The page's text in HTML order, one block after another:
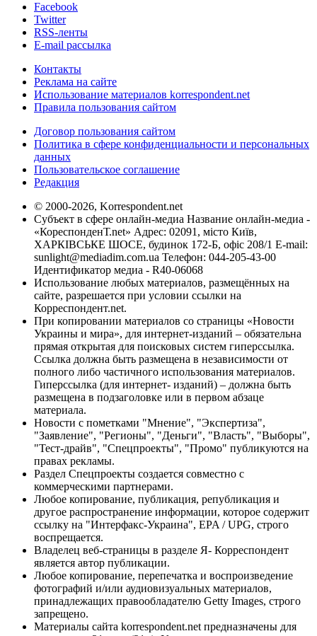
Facebook
Twitter
RSS-ленты
E-mail рассылка
Контакты
Реклама на сайте
Использование материалов korrespondent.net
Правила пользования сайтом
Договор пользования сайтом
Политика в сфере конфиденциальности и персональных
данных
Пользовательское соглашение
Редакция
© 2000-2026, Korrespondent.net
Субъект в сфере онлайн-медиа Название онлайн-медиа -
«КореспонденТ.net» Адрес: 02091, місто Київ,
ХАРКІВСЬКЕ ШОСЕ, будинок 172-Б, офіс 208/1 E-mail:
sunlight@mediadim.com.ua Телефон: 044-205-43-00
Идентификатор медиа - R40-06068
Использование любых материалов, размещённых на
сайте, разрешается при условии ссылки на
Корреспондент.net.
При копировании материалов со страницы «Новости
Украины и мира», для интернет-изданий – обязательна
прямая открытая для поисковых систем гиперссылка.
Ссылка должна быть размещена в независимости от
полного либо частичного использования материалов.
Гиперссылка (для интернет- изданий) – должна быть
размещена в подзаголовке или в первом абзаце
материала.
Новости с пометками "Мнение", "Экспертиза",
"Заявление", "Регионы", "Деньги", "Власть", "Выборы",
"Тест-драйв", "Спецпроекты", "Промо" публикуются на
правах рекламы.
Раздел Спецпроекты создается совместно с
коммерческими партнерами.
Любое копирование, публикация, републикация и
другое распространение информации, которое содержит
ссылку на "Интерфакс-Украина", EPA / UPG, строго
воспрещается.
Владелец веб-страницы в разделе Я- Корреспондент
является автор публикации.
Любое копирование, перепечатка и воспроизведение
фотографий и/или аудиовизуальных материалов,
принадлежащих правообладателю Getty Images, строго
запрещено.
Материалы сайта korrespondent.net предназначены для